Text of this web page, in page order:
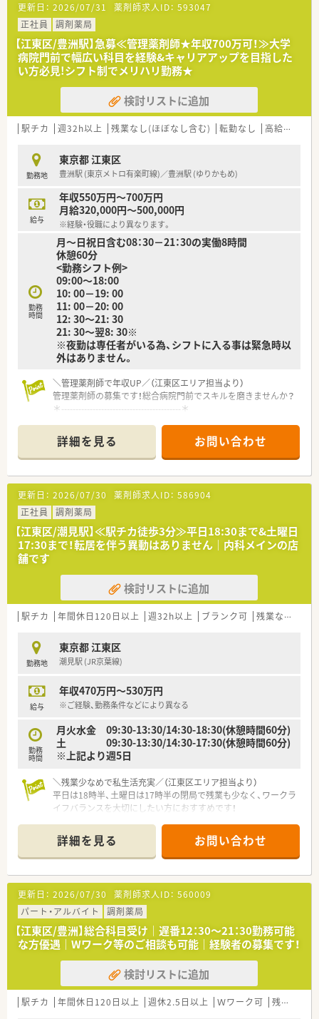
■潮見駅より徒歩すぐの為、ストレスなく通勤できます
■残業もほぼなく、ライフワークバランスを保ちながら長期的に
勤務できる環境です♪
更新日： 2026/07/31 薬剤師求人ID： 593047
正社員
調剤薬局
【江東区/豊洲駅】急募≪管理薬剤師★年収700万可！≫大学
病院門前で幅広い科目を経験&キャリアアップを目指した
い方必見!シフト制でメリハリ勤務★
検討リストに追加
駅チカ 週32h以上 残業なし(ほぼなし含む) 転勤なし 高給与(600万円以上)
勤務地
東京都 江東区
豊洲駅 (東京メトロ有楽町線)／豊洲駅 (ゆりかもめ)
給与
年収550万円～700万円
月給320,000円～500,000円
※経験・役職により異なります。
勤務
時間
月～日祝日含む08：30－21：30の実働8時間
休憩60分
<勤務シフト例>
09:00～18:00
10: 00－19: 00
11: 00－20: 00
12: 30～21: 30
21: 30～翌8: 30※
※夜勤は専任者がいる為、シフトに入る事は緊急時以
外はありません。
＼管理薬剤師で年収UP／（江東区エリア担当より）
管理薬剤師の募集です！総合病院門前でスキルを磨きませんか？
＊------------------------------------------＊
【店舗情報と応需状況について】
■豊洲駅から徒歩5分の好立地であり総合科目や小児科を中心に
平日200枚から250枚の処方箋を応需しております。。
■最新の全自動ピッキング機や全自動分包機など多様な調剤機
器を導入しております。
■繁忙期でも残業時間は月5時間程度です。
【勤務実態について】
■基本となる勤務時間は8時30分～21時30分の間で実働8時間
のシフト制となりメインの時間帯は11時以降です。
おり、緊急時以外の勤務はありません。
■遅番対応には1回1000円の手当があり夜勤には1回7000円の
手当が支給されるため頑張りが給与に直結します。
■同法人としては江東区内に4店舗を運営しておりますが、グル
ープとしては全国に約100店舗を展開している薬局です。
■調剤薬局事業だけでなく医薬品販売や介護用品の販売ならび
詳細を見る お問い合わせ
更新日： 2026/07/30 薬剤師求人ID： 586904
正社員
調剤薬局
【江東区/潮見駅】≪駅チカ徒歩3分≫平日18:30まで&土曜日
17:30まで！転居を伴う異動はありません｜内科メインの店
舗です
検討リストに追加
駅チカ 年間休日120日以上 週32h以上 ブランク可 残業なし(ほぼなし含む)
勤務地
東京都 江東区
潮見駅 (JR京葉線)
給与
年収470万円～530万円
※ご経験、勤務条件などにより異なる
勤務
時間
月火水金 09:30-13:30/14:30-18:30(休憩時間60分)
土 09:30-13:30/14:30-17:30(休憩時間60分)
※上記より週5日
＼残業少なめで私生活充実／（江東区エリア担当より）
平日は18時半、土曜日は17時半の閉局で残業も少なく、ワークラ
イフバランスを大切にしたい方におすすめです！
【店舗情報と応需状況について】
■JR京葉線の潮見駅から徒歩3分という駅チカの好立地で、毎日
の通勤が非常に便利です。
■主に近隣の内科クリニックからの処方箋を応需しており、1日
の枚数は30枚程度と穏やかです。
■薬剤師は常勤2名とパート1名の3名体制で、ゆとりを持って業
務に取り組むことができます。
【法人特徴について】
■関東と宮城に5店舗を展開する、地域密actな医療を大切にす
る個人薬局です。
■代表取締役自身も現役の薬剤師であり、現場で働くスタッフと
同じ目線で運営されています。
詳細を見る お問い合わせ
更新日： 2026/07/30 薬剤師求人ID： 560009
パート・アルバイト
調剤薬局
【江東区/豊洲】総合科目受け｜遅番12：30～21：30勤務可能
な方優遇｜Wワーク等のご相談も可能｜経験者の募集です！
検討リストに追加
駅チカ 年間休日120日以上 週休2.5日以上 Ｗワーク可 残業なし(ほぼなし含む)